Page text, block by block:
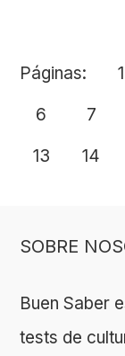
Páginas: 1
6
7
13
14
SOBRE
Buen Saber
tests de